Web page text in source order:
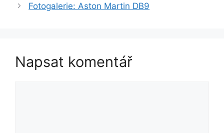
Fotogalerie: Aston Martin DB9
Napsat komentář